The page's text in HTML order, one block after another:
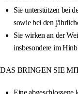
Sie unterstützen bei
sowie bei den
Sie wirken an der
insbesondere im
DAS BRINGEN SIE